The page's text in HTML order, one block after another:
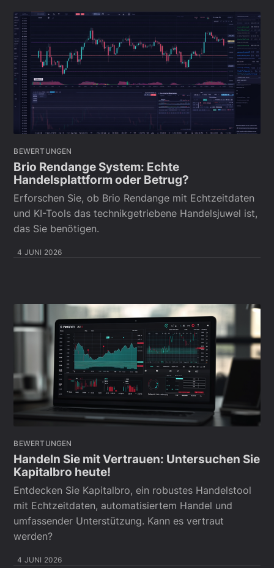
BEWERTUNGEN
Brio Rendange System: Echte
Handelsplattform oder Betrug?
Erforschen Sie, ob Brio Rendange mit Echtzeitdaten
und KI-Tools das technikgetriebene Handelsjuwel ist,
das Sie benötigen.
4 JUNI 2026
BEWERTUNGEN
Handeln Sie mit Vertrauen: Untersuchen Sie
Kapitalbro heute!
Entdecken Sie Kapitalbro, ein robustes Handelstool
mit Echtzeitdaten, automatisiertem Handel und
umfassender Unterstützung. Kann es vertraut
werden?
4 JUNI 2026